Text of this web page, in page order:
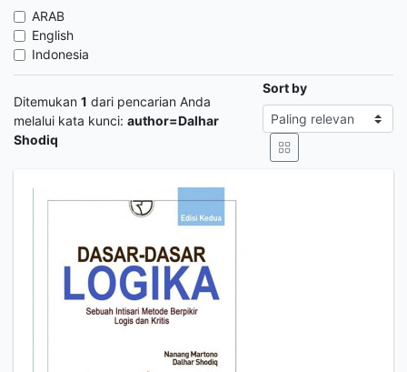
ARAB
English
Indonesia
Ditemukan 1 dari pencarian Anda
melalui kata kunci: author=Dalhar
Shodiq
Sort by